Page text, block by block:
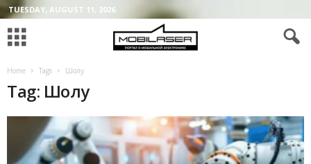
TUESDAY, AUGUST 11, 2026
Home Tags Шолу
Tag: Шолу